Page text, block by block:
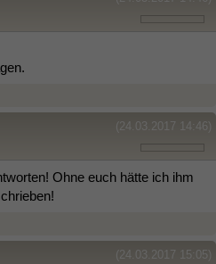
(24.03.2017 14:46)
Ohne euch hätte ich ihm
(24.03.2017 15:05)